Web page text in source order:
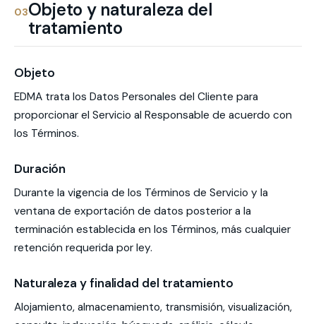
03Objeto y naturaleza del
tratamiento
Objeto
EDMA trata los Datos Personales del Cliente para
proporcionar el Servicio al Responsable de acuerdo con
los Términos.
Duración
Durante la vigencia de los Términos de Servicio y la
ventana de exportación de datos posterior a la
terminación establecida en los Términos, más cualquier
retención requerida por ley.
Naturaleza y finalidad del tratamiento
Alojamiento, almacenamiento, transmisión, visualización,